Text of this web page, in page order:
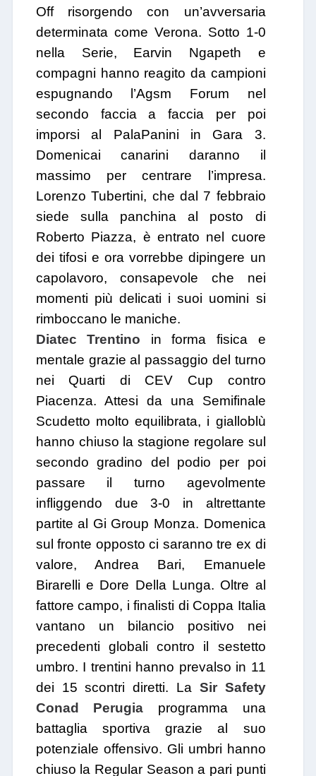
Off risorgendo con un’avversaria
determinata come Verona. Sotto 1-0
nella Serie, Earvin Ngapeth e
compagni hanno reagito da campioni
espugnando l’Agsm Forum nel
secondo faccia a faccia per poi
imporsi al PalaPanini in Gara 3.
Domenicai canarini daranno il
massimo per centrare l’impresa.
Lorenzo Tubertini, che dal 7 febbraio
siede sulla panchina al posto di
Roberto Piazza, è entrato nel cuore
dei tifosi e ora vorrebbe dipingere un
capolavoro, consapevole che nei
momenti più delicati i suoi uomini si
rimboccano le maniche.
Diatec Trentino in forma fisica e
mentale grazie al passaggio del turno
nei Quarti di CEV Cup contro
Piacenza. Attesi da una Semifinale
Scudetto molto equilibrata, i gialloblù
hanno chiuso la stagione regolare sul
secondo gradino del podio per poi
passare il turno agevolmente
infliggendo due 3-0 in altrettante
partite al Gi Group Monza. Domenica
sul fronte opposto ci saranno tre ex di
valore, Andrea Bari, Emanuele
Birarelli e Dore Della Lunga. Oltre al
fattore campo, i finalisti di Coppa Italia
vantano un bilancio positivo nei
precedenti globali contro il sestetto
umbro. I trentini hanno prevalso in 11
dei 15 scontri diretti. La Sir Safety
Conad Perugia programma una
battaglia sportiva grazie al suo
potenziale offensivo. Gli umbri hanno
chiuso la Regular Season a pari punti